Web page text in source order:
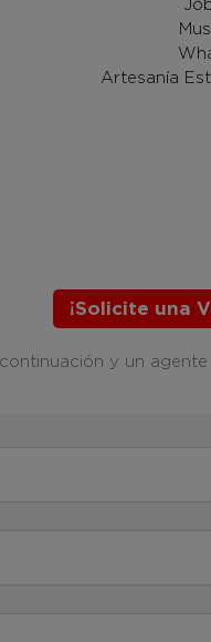
Artesanía
¡Solicite una
continuación y un